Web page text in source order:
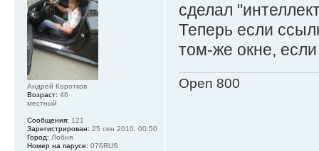
сделал
Теперь если
том-же окне,
Open 800
Андрей Коротков
Возраст: 46
местный
Сообщения: 121
Зарегистрирован: 25 сен 2010, 00:50
Город: Лобня
Номер на парусе: 076RUS